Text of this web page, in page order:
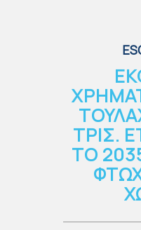
ΤΡΙΣ.
ΤΟ